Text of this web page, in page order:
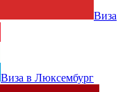
Виза
Виза в Люксембург